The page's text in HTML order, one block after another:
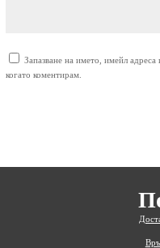
Запазване на името, имейл
когато коментирам.